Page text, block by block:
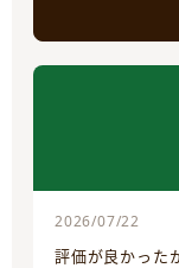
2026/07/22
評価が良かった